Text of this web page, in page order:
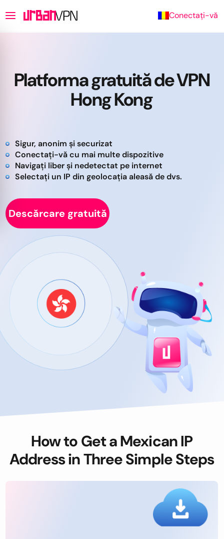
Conectați-vă
Platforma gratuită de VPN
Hong Kong
Sigur, anonim și securizat
Conectați-vă cu mai multe dispozitive
Navigați liber și nedetectat pe internet
Selectați un IP din geolocația aleasă de dvs.
Descărcare gratuită
How to Get a Mexican IP
Address in Three Simple Steps